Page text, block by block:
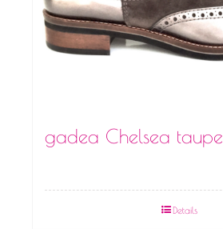
gadea Chelsea taupe
Details